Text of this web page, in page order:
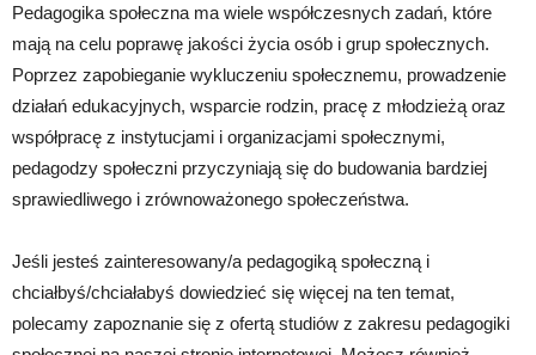
Pedagogika społeczna ma wiele współczesnych zadań, które
mają na celu poprawę jakości życia osób i grup społecznych.
Poprzez zapobieganie wykluczeniu społecznemu, prowadzenie
działań edukacyjnych, wsparcie rodzin, pracę z młodzieżą oraz
współpracę z instytucjami i organizacjami społecznymi,
pedagodzy społeczni przyczyniają się do budowania bardziej
sprawiedliwego i zrównoważonego społeczeństwa.
Jeśli jesteś zainteresowany/a pedagogiką społeczną i
chciałbyś/chciałabyś dowiedzieć się więcej na ten temat,
polecamy zapoznanie się z ofertą studiów z zakresu pedagogiki